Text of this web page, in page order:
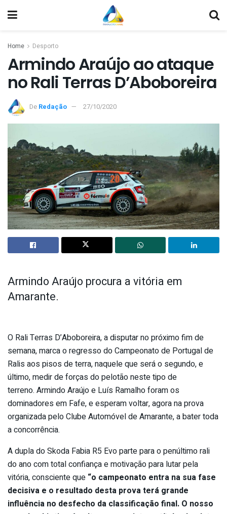
Home Desporto
Armindo Araújo ao ataque
no Rali Terras D’Aboboreira
De Redação 27/10/2020
Armindo Araújo procura a vitória em
Amarante.
O Rali Terras D’Aboboreira, a disputar no próximo fim de
semana, marca o regresso do Campeonato de Portugal de
Ralis aos pisos de terra, naquele que será o segundo, e
último, medir de forças do pelotão neste tipo de
terreno. Armindo Araújo e Luís Ramalho foram os
dominadores em Fafe, e esperam voltar, agora na prova
organizada pelo Clube Automóvel de Amarante, a bater toda
a concorrência.
A dupla do Skoda Fabia R5 Evo parte para o penúltimo rali
do ano com total confiança e motivação para lutar pela
vitória, consciente que “o campeonato entra na sua fase
decisiva e o resultado desta prova terá grande
influência no desfecho da classificação final. O nosso